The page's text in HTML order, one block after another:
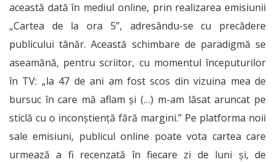
această dată în mediul online, prin realizarea emisiunii
„Cartea de la ora 5”, adresându-se cu precădere
publicului tânăr. Această schimbare de paradigmă se
aseamănă, pentru scriitor, cu momentul începuturilor
în TV: „la 47 de ani am fost scos din vizuina mea de
bursuc în care mă aflam și (…) m-am lăsat aruncat pe
sticlă cu o inconștiență fără margini.” Pe platforma noii
sale emisiuni, publicul online poate vota cartea care
urmează a fi recenzată în fiecare zi de luni și, de